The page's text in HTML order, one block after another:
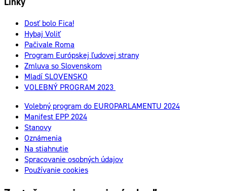
Dosť bolo Fica!
Hybaj Voliť
Pačivale Roma
Program Európskej ľudovej strany
Zmluva so Slovenskom
Mladí SLOVENSKO
VOLEBNÝ PROGRAM 2023
Volebný program do EUROPARLAMENTU 2024
Manifest EPP 2024
Stanovy
Oznámenia
Na stiahnutie
Spracovanie osobných údajov
Používanie cookies